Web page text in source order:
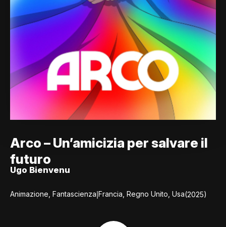
Arco – Un’amicizia per salvare il
futuro
Ugo Bienvenu
Animazione, Fantascienza|Francia, Regno Unito, Usa(2025)